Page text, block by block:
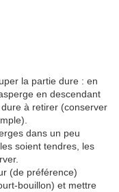
la partie dure : en
en descendant
à retirer (conserver
dans un peu
soient tendres, les
(de préférence)
bouillon) et mettre